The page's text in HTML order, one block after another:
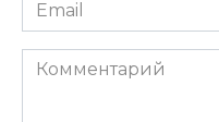
*
Комментарий